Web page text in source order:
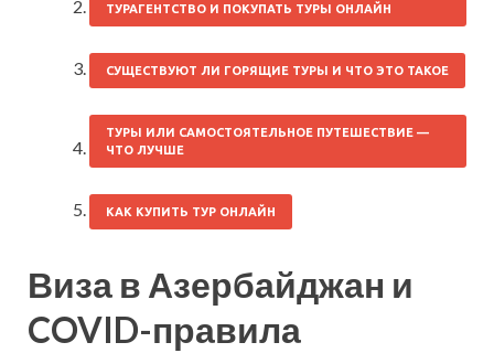
ТУРАГЕНТСТВО И ПОКУПАТЬ ТУРЫ ОНЛАЙН
СУЩЕСТВУЮТ ЛИ ГОРЯЩИЕ ТУРЫ И ЧТО ЭТО ТАКОЕ
ТУРЫ ИЛИ САМОСТОЯТЕЛЬНОЕ ПУТЕШЕСТВИЕ —
ЧТО ЛУЧШЕ
КАК КУПИТЬ ТУР ОНЛАЙН
Виза в Азербайджан и
COVID-правила